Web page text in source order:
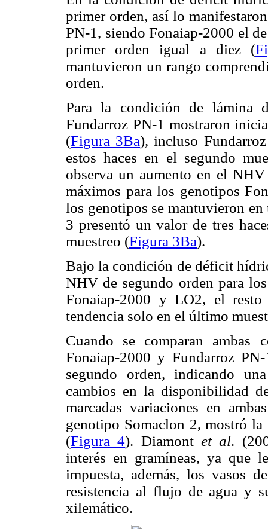
primer orden, así lo
PN-1, siendo Fonaiap-2000 el
primer orden igual a diez (
mantuvieron un rango
orden.
Para la condición de lámina
Fundarroz PN-1 mostraron
(Figura 3Ba), incluso
estos haces en el segundo
observa un aumento en el
máximos para los genotipos
los genotipos se mantuvieron
3 presentó un valor de tres
muestreo (Figura 3Ba).
Bajo la condición de déficit
NHV de segundo orden para
Fonaiap-2000 y LO2, el
tendencia solo en el último
Cuando se comparan ambas
Fonaiap-2000 y Fundarroz
segundo orden, indicando
cambios en la disponibilidad
marcadas variaciones en
genotipo Somaclon 2, mostró la
(Figura 4). Diamontet al.
interés en gramíneas, ya que
impuesta, además, los vasos
resistencia al flujo de agua y
xilemático.